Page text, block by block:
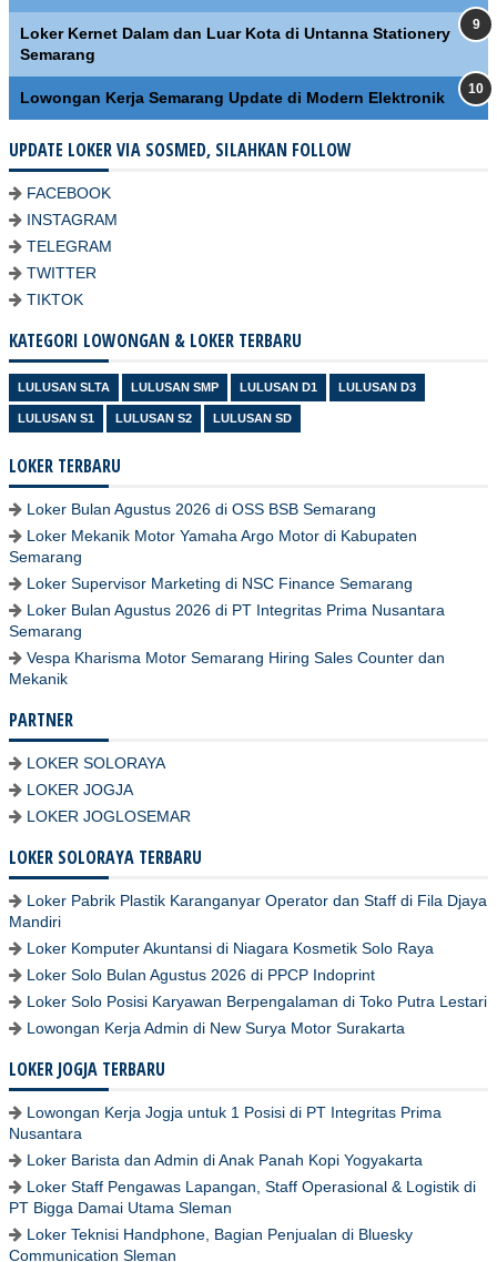
Loker Kernet Dalam dan Luar Kota di Untanna Stationery
Semarang
Lowongan Kerja Semarang Update di Modern Elektronik
UPDATE LOKER VIA SOSMED, SILAHKAN FOLLOW
FACEBOOK
INSTAGRAM
TELEGRAM
TWITTER
TIKTOK
KATEGORI LOWONGAN & LOKER TERBARU
LULUSAN SLTA LULUSAN SMP LULUSAN D1 LULUSAN D3
LULUSAN S1 LULUSAN S2 LULUSAN SD
LOKER TERBARU
Loker Bulan Agustus 2026 di OSS BSB Semarang
Loker Mekanik Motor Yamaha Argo Motor di Kabupaten
Semarang
Loker Supervisor Marketing di NSC Finance Semarang
Loker Bulan Agustus 2026 di PT Integritas Prima Nusantara
Semarang
Vespa Kharisma Motor Semarang Hiring Sales Counter dan
Mekanik
PARTNER
LOKER SOLORAYA
LOKER JOGJA
LOKER JOGLOSEMAR
LOKER SOLORAYA TERBARU
Loker Pabrik Plastik Karanganyar Operator dan Staff di Fila Djaya
Mandiri
Loker Komputer Akuntansi di Niagara Kosmetik Solo Raya
Loker Solo Bulan Agustus 2026 di PPCP Indoprint
Loker Solo Posisi Karyawan Berpengalaman di Toko Putra Lestari
Lowongan Kerja Admin di New Surya Motor Surakarta
LOKER JOGJA TERBARU
Lowongan Kerja Jogja untuk 1 Posisi di PT Integritas Prima
Nusantara
Loker Barista dan Admin di Anak Panah Kopi Yogyakarta
Loker Staff Pengawas Lapangan, Staff Operasional & Logistik di
PT Bigga Damai Utama Sleman
Loker Teknisi Handphone, Bagian Penjualan di Bluesky
Communication Sleman